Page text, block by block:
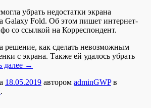
убрать недостатки экрана
Galaxy Fold. Об этом пишет интернет-
со ссылкой на Корреспондент.
решение, как сделать невозможным
с экрана. Также ей удалось убрать
далее →
18.05.2019 автором adminGWPв
.